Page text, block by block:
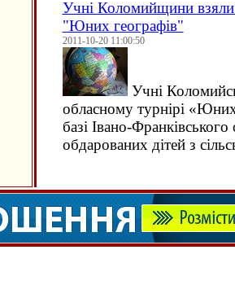
Учні Коломийщини взяли
"Юних географів"
2011-10-20 11:00:50
Учні
обласному турнірі
базі Івано-
обдарованих дітей з